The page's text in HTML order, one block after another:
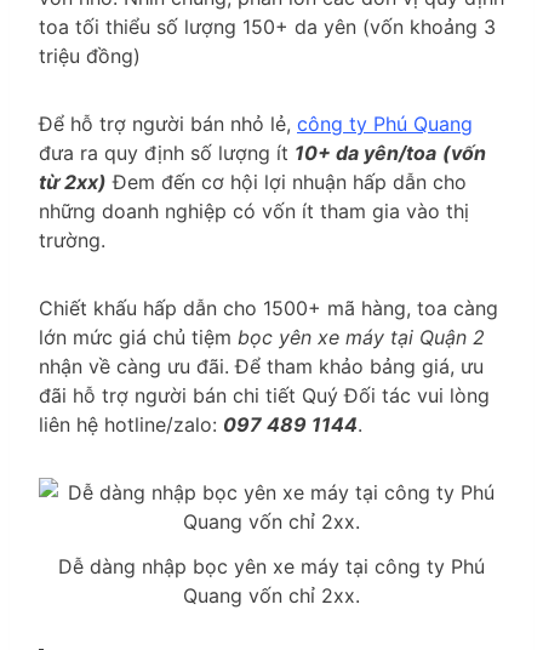
toa tối thiểu số lượng 150+ da yên (vốn khoảng 3
triệu đồng)
Để hỗ trợ người bán nhỏ lẻ, công ty Phú Quang
đưa ra quy định số lượng ít 10+ da yên/toa (vốn
từ 2xx) Đem đến cơ hội lợi nhuận hấp dẫn cho
những doanh nghiệp có vốn ít tham gia vào thị
trường.
Chiết khấu hấp dẫn cho 1500+ mã hàng, toa càng
lớn mức giá chủ tiệm bọc yên xe máy tại Quận 2
nhận về càng ưu đãi. Để tham khảo bảng giá, ưu
đãi hỗ trợ người bán chi tiết Quý Đối tác vui lòng
liên hệ hotline/zalo: 097 489 1144.
Dễ dàng nhập bọc yên xe máy tại công ty Phú
Quang vốn chỉ 2xx.